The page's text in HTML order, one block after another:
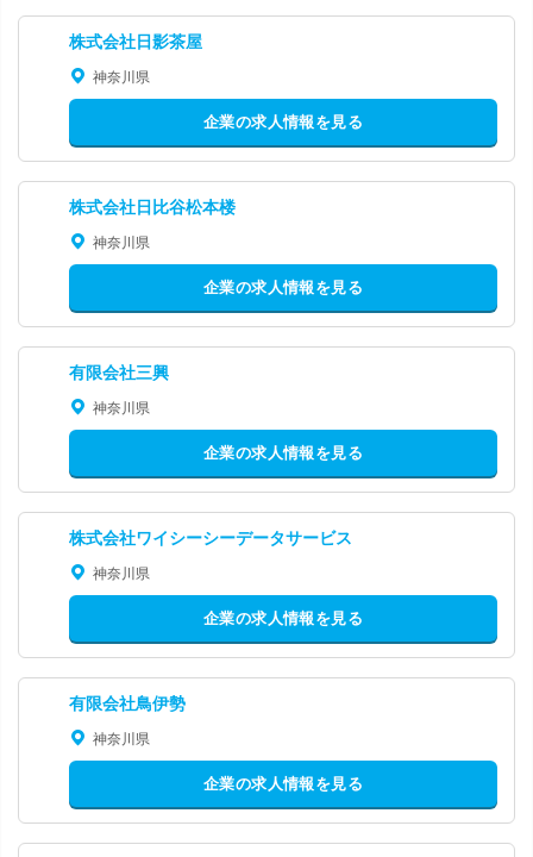
株式会社日影茶屋
神奈川県
企業の求人情報を見る
株式会社日比谷松本楼
神奈川県
企業の求人情報を見る
有限会社三興
神奈川県
企業の求人情報を見る
株式会社ワイシーシーデータサービス
神奈川県
企業の求人情報を見る
有限会社鳥伊勢
神奈川県
企業の求人情報を見る